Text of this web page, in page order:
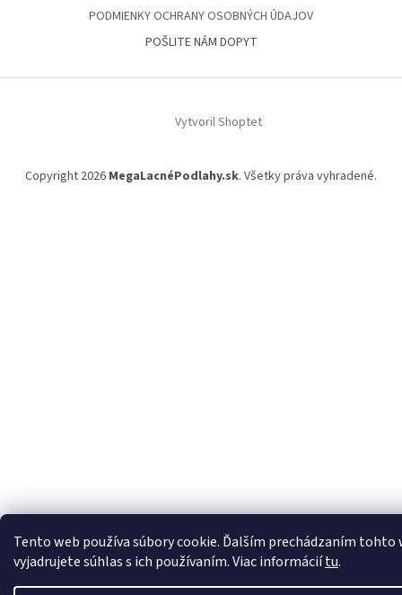
Tento web používa súbory cookie. Ďalším prechádzaním tohto
vyjadrujete súhlas s ich používaním. Viac informáciítu.
PODMIENKY OCHRANY OSOBNÝCH ÚDAJOV
POŠLITE NÁM DOPYT
Vytvoril Shoptet
Copyright 2026 MegaLacnéPodlahy.sk. Všetky práva vyhradené.